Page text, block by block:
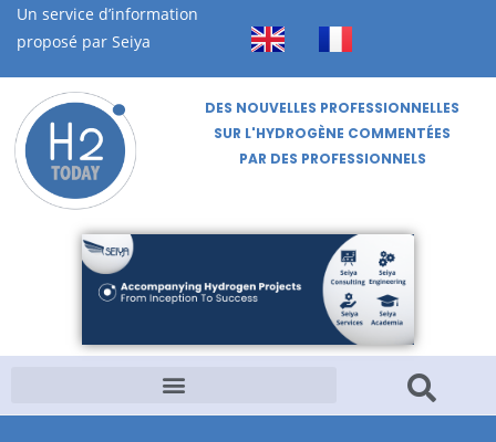
Un service d’information
proposé par Seiya
DES NOUVELLES PROFESSIONNELLES
SUR L'HYDROGÈNE COMMENTÉES
PAR DES PROFESSIONNELS